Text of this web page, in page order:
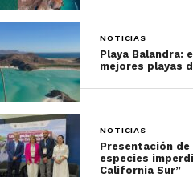
NOTICIAS
Playa Balandra:
mejores playas
NOTICIAS
Presentación de
especies
California Sur”